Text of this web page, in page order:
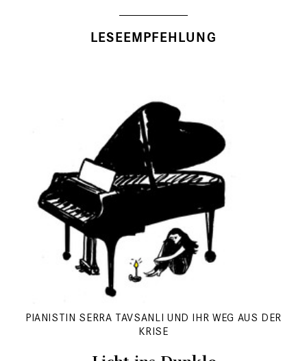
LESEEMPFEHLUNG
PIANISTIN SERRA TAVSANLI UND IHR WEG AUS DER
KRISE